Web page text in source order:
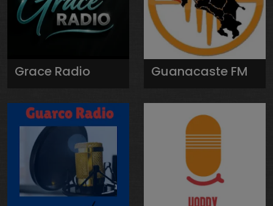
Grace Radio Guanacaste FM